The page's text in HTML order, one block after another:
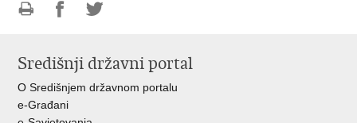
FacebookuTwitteru
Središnji državni portal
O Središnjem državnom portalu
e-Građani